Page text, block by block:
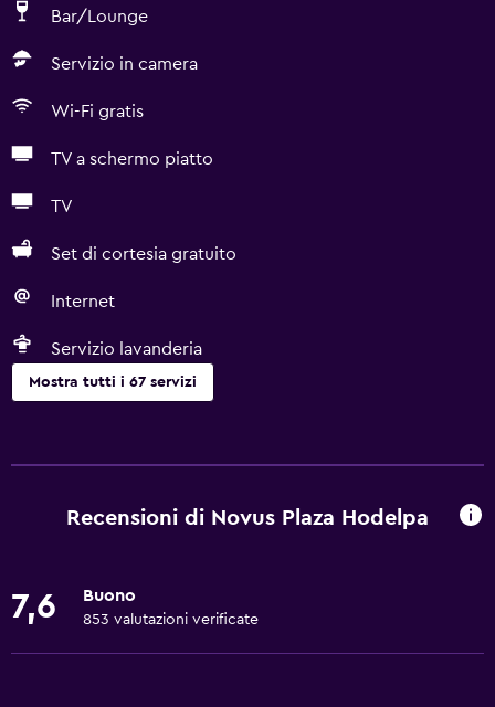
Bar/Lounge
Servizio in camera
Wi-Fi gratis
TV a schermo piatto
TV
Set di cortesia gratuito
Internet
Servizio lavanderia
Mostra tutti i 67 servizi
Bancomat
Mini-market in loco
Recensioni di Novus Plaza Hodelpa
7,6 Buono
853 valutazioni verificate